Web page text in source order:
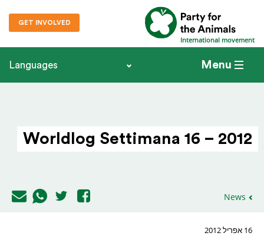
International movement
GET INVOLVED
Menu
Languages
Worldlog Settimana 16 – 2012
News
16 אפריל 2012